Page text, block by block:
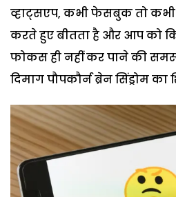
व्हाट्सएप, कभी फेसबुक तो कभी
करते हुए बीतता है और आप को
फोकस ही नहीं कर पाने की
दिमाग पौपकौर्न ब्रेन सिंड्रोम का